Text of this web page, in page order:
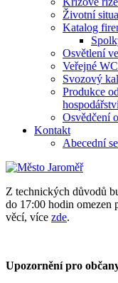
Životní
Katalog
Osvětlení
Veřejné WC
Svozový
Produkce
Osvědčení
Kontakt
Abecední
Z technických důvodů
do 17:00 hodin omezen
věcí, více zde.
Upozornění pro